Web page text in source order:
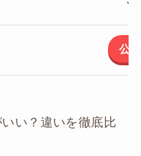
公
い？違いを徹底比